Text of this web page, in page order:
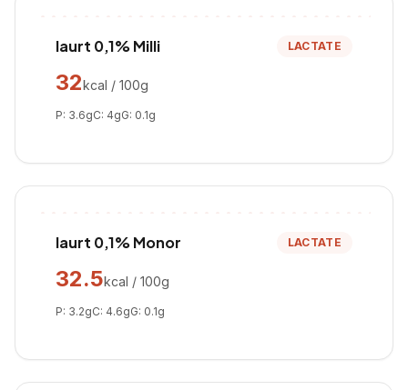
Iaurt 0,1% Milli LACTATE
32kcal / 100g
P: 3.6gC: 4gG: 0.1g
Iaurt 0,1% Monor LACTATE
32.5kcal / 100g
P: 3.2gC: 4.6gG: 0.1g